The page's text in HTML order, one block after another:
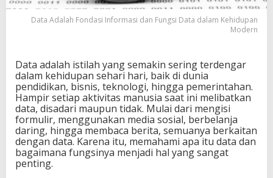
r
m
d
a
n
F
u
n
g
s
i
Data Adalah Fondasi Informasi dan Fungsi Data dalam Kehidupan
Modern
Data adalah istilah yang semakin sering terdengar
dalam kehidupan sehari hari, baik di dunia
pendidikan, bisnis, teknologi, hingga pemerintahan.
Hampir setiap aktivitas manusia saat ini melibatkan
data, disadari maupun tidak. Mulai dari mengisi
formulir, menggunakan media sosial, berbelanja
daring, hingga membaca berita, semuanya berkaitan
dengan data. Karena itu, memahami apa itu data dan
bagaimana fungsinya menjadi hal yang sangat
penting.